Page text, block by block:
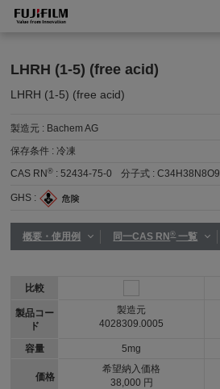
LHRH (1-5) (free acid)
LHRH (1-5) (free acid)
製造元 : Bachem AG
保存条件 :冷凍
CAS RN® :52434-75-0 分子式 :C34H38N8O9
GHS :
概要・使用例 同一CAS RN®一覧
比較
製品コー
ド
容量
価格
製造元
4028309.0005
5mg
希望納入価格
38,000 円